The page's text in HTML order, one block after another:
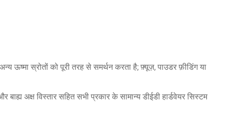
ऊष्मा स्रोतों को पूरी तरह से समर्थन करता है; फ़्यूज़, पाउडर फ़ीडिंग या
बाह्य अक्ष विस्तार सहित सभी प्रकार के सामान्य डीईडी हार्डवेयर सिस्टम